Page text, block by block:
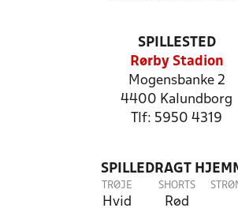
SPILLESTED
Rørby Stadion
Mogensbanke 2
4400 Kalundborg
Tlf: 5950 4319
SPILLEDRAGT
TRØJE
Hvid
SHORTS
Rød